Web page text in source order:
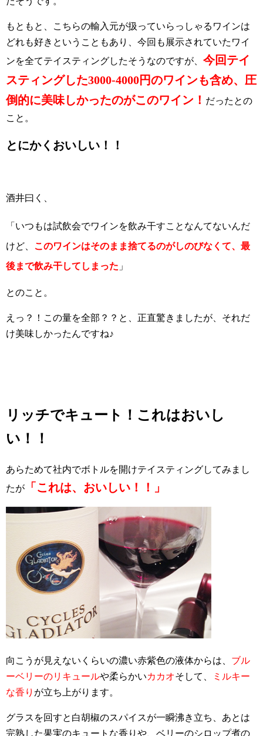
もともと、こちらの輸入元が扱っていらっしゃるワインは
どれも好きということもあり、今回も展示されていたワイ
ンを全てテイスティングしたそうなのですが、 今回テイ
スティングした3000-4000円のワインも含め、圧
倒的に美味しかったのがこのワイン！ だったとの
こと。
とにかくおいしい！！
酒井曰く、
「いつもは試飲会でワインを飲み干すことなんてないんだ
けど、 このワインはそのまま捨てるのがしのびなくて、最
後まで飲み干してしまった 」
とのこと。
えっ？！この量を全部？？と、正直驚きましたが、それだ
け美味しかったんですね♪
リッチでキュート！これはおいし
い！！
あらためて社内でボトルを開けテイスティングしてみまし
たが
「これは、おいしい！！」
向こうが見えないくらいの濃い赤紫色の液体からは、 ブル
ーベリーのリキュールや柔らかいカカオそして、
ミルキー
な香り が立ち上がります。
グラスを回すと白胡椒のスパイスが一瞬沸き立ち、あとは
完熟した果実のキュートな香りや、ベリーのシロップ煮の